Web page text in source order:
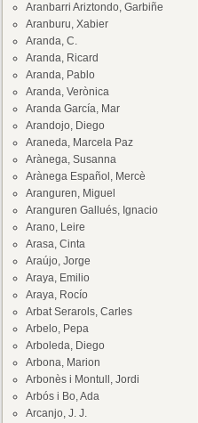
Aranbarri Ariztondo, Garbiñe
Aranburu, Xabier
Aranda, C.
Aranda, Ricard
Aranda, Pablo
Aranda, Verònica
Aranda García, Mar
Arandojo, Diego
Araneda, Marcela Paz
Arànega, Susanna
Arànega Español, Mercè
Aranguren, Miguel
Aranguren Gallués, Ignacio
Arano, Leire
Arasa, Cinta
Araújo, Jorge
Araya, Emilio
Araya, Rocío
Arbat Serarols, Carles
Arbelo, Pepa
Arboleda, Diego
Arbona, Marion
Arbonès i Montull, Jordi
Arbós i Bo, Ada
Arcanjo, J. J.